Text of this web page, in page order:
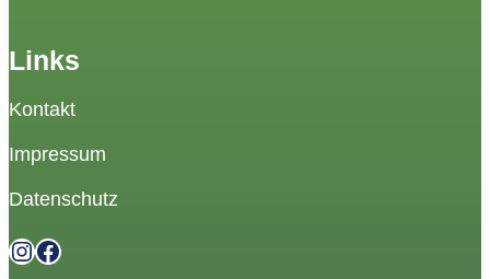
Links
Kontakt
Impressum
Datenschutz
Instagram
Facebook